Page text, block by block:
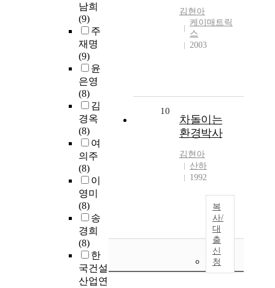
남희
(9)
주
재명
(9)
윤
은영
(8)
김
경옥
(8)
여
의주
(8)
이
영미
(8)
송
경희
(8)
한
국건설
산업연
김현아
케이매트릭
스
2003
10
차돌이는
환경박사
김현아
산하
1992
복
사/
대
출
신
청